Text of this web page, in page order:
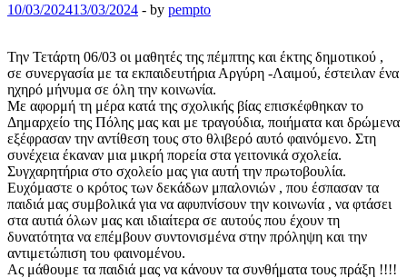
10/03/202413/03/2024 - by pempto
Την Τετάρτη 06/03 οι μαθητές της πέμπτης και έκτης δημοτικού ,
σε συνεργασία με τα εκπαιδευτήρια Αργύρη -Λαιμού, έστειλαν ένα
ηχηρό μήνυμα σε όλη την κοινωνία.
Με αφορμή τη μέρα κατά της σχολικής βίας επισκέφθηκαν το
Δημαρχείο της Πόλης μας και με τραγούδια, ποιήματα και δρώμενα
εξέφρασαν την αντίθεση τους στο θλιβερό αυτό φαινόμενο. Στη
συνέχεια έκαναν μια μικρή πορεία στα γειτονικά σχολεία.
Συγχαρητήρια στο σχολείο μας για αυτή την πρωτοβουλία.
Ευχόμαστε ο κρότος των δεκάδων μπαλονιών , που έσπασαν τα
παιδιά μας συμβολικά για να αφυπνίσουν την κοινωνία , να φτάσει
στα αυτιά όλων μας και ιδιαίτερα σε αυτούς που έχουν τη
δυνατότητα να επέμβουν συντονισμένα στην πρόληψη και την
αντιμετώπιση του φαινομένου.
Ας μάθουμε τα παιδιά μας να κάνουν τα συνθήματα τους πράξη !!!!